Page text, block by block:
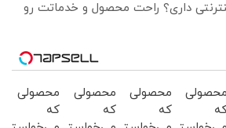
داری؟ راحت محصول و خدماتت رو
محصولی
محصولی
که
محصولی
که
محصولی
که